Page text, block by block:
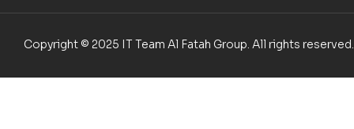
Copyright © 2025 IT Team Al Fatah Group. All rights reserved.